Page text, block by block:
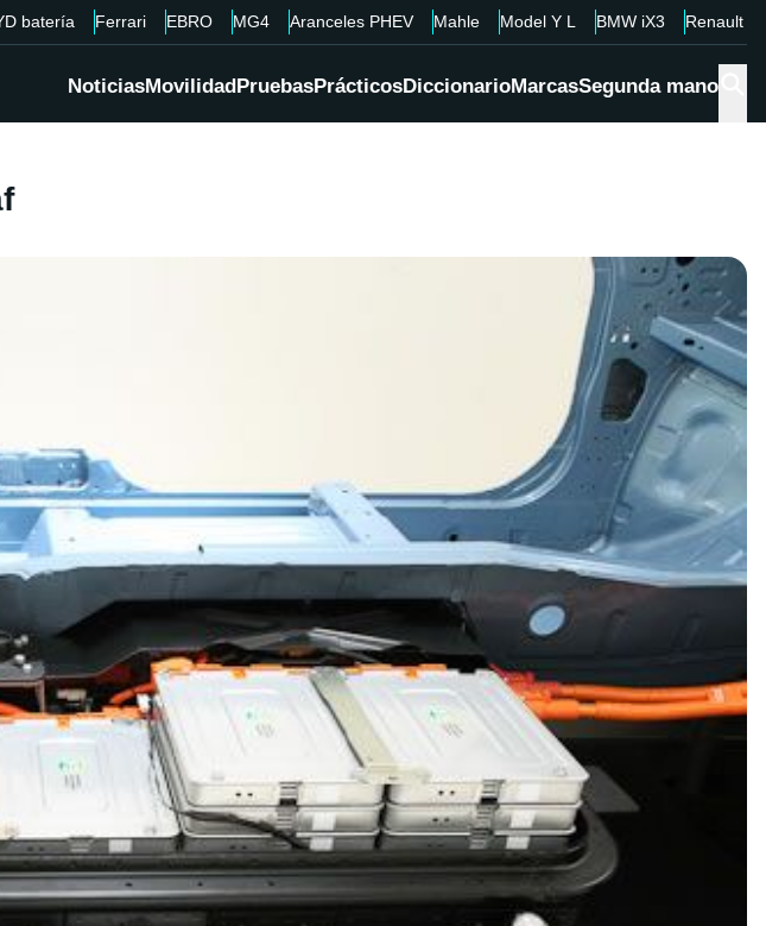
batería Ferrari EBRO MG4 Aranceles PHEV Mahle Model Y L BMW iX3 Renault
NoticiasMovilidadPruebasPrácticosDiccionarioMarcasSegunda mano